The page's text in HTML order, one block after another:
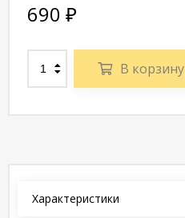
690 ₽
В корзину
Характеристики